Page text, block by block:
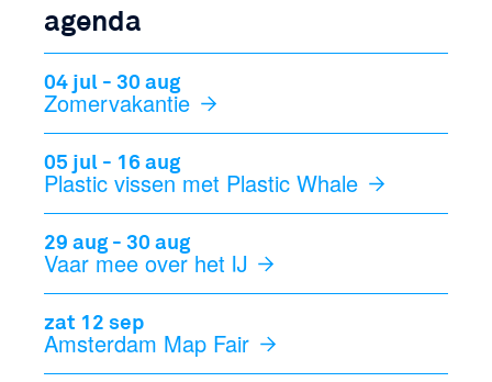
agenda
04 jul - 30 aug
Zomervakantie
05 jul - 16 aug
Plastic vissen met Plastic Whale
29 aug - 30 aug
Vaar mee over het IJ
zat 12 sep
Amsterdam Map Fair